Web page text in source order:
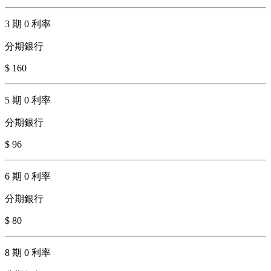
3 期 0 利率
分期銀行
$ 160
5 期 0 利率
分期銀行
$ 96
6 期 0 利率
分期銀行
$ 80
8 期 0 利率